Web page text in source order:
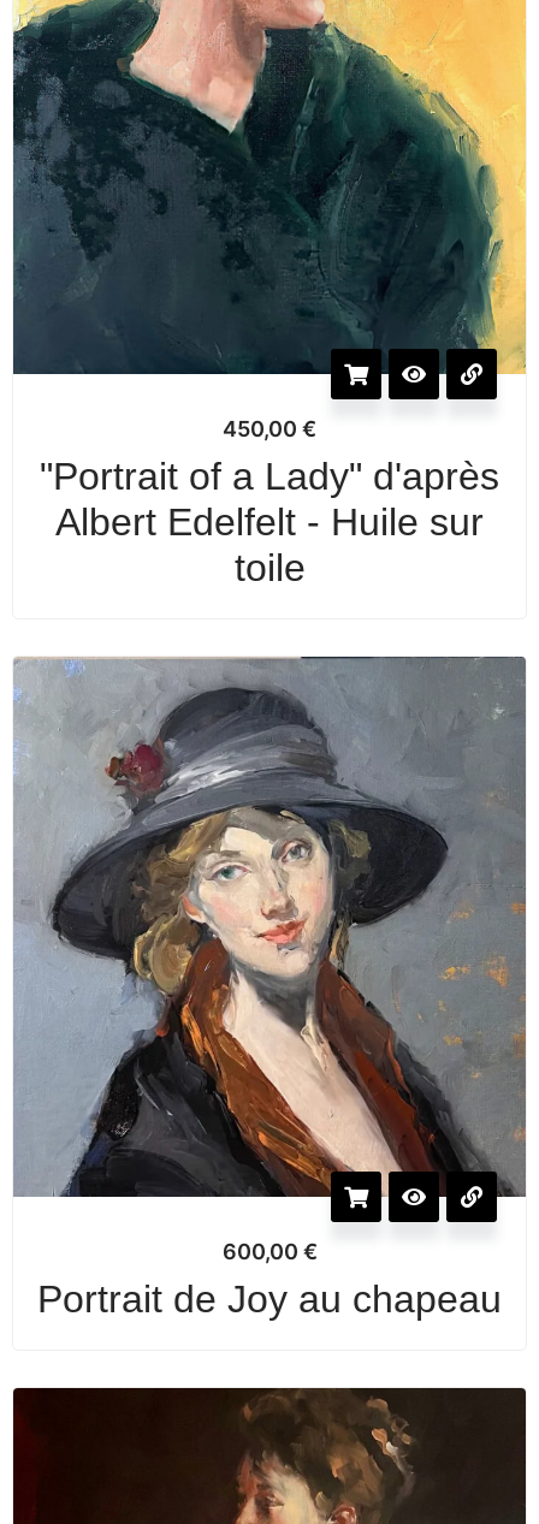
450,00 €
"Portrait of a Lady" d'après
Albert Edelfelt - Huile sur
toile
600,00 €
Portrait de Joy au chapeau